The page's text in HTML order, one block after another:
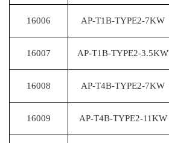
16006 AP-T1B-TYPE2-7KW
16007 AP-T1B-TYPE2-3.5KW
16008 AP-T4B-TYPE2-7KW
16009 AP-T4B-TYPE2-11KW